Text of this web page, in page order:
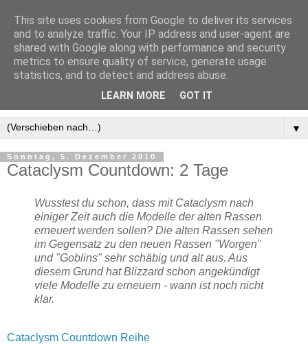
▼
Sonntag, 5. Dezember 2010
Cataclysm Countdown: 2 Tage
Wusstest du schon, dass mit Cataclysm nach
einiger Zeit auch die Modelle der alten Rassen
erneuert werden sollen? Die alten Rassen sehen
im Gegensatz zu den neuen Rassen "Worgen"
und "Goblins" sehr schäbig und alt aus. Aus
diesem Grund hat Blizzard schon angekündigt
viele Modelle zu erneuern - wann ist noch nicht
klar.
Cataclysm Countdown Reihe
This site uses cookies from Google to deliver its services
and to analyze traffic. Your IP address and user-agent are
shared with Google along with performance and security
metrics to ensure quality of service, generate usage
statistics, and to detect and address abuse.
LEARN MORE GOT IT